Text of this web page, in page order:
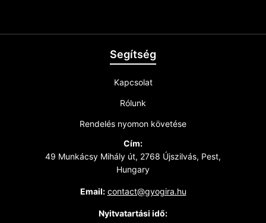
Segítség
Kapcsolat
Rólunk
Rendelés nyomon követése
Cím:
49 Munkácsy Mihály út, 2768 Újszilvás, Pest,
Hungary
Email: contact@gyogira.hu
Nyitvatartási idő: